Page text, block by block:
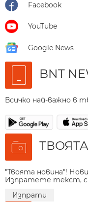
Facebook
YouTube
Google News
BNT
Всичко най-важно в
"Твоята новина"!
Изпратете текст,
Изпрати